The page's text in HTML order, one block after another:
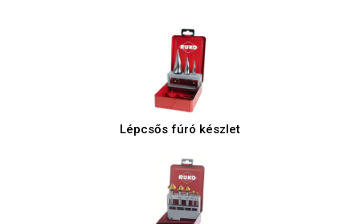
Lépcsős fúró készlet